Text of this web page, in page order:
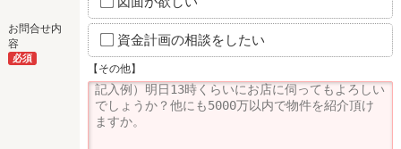
お問合せ内
容
必須
資金計画の相談をしたい
【その他】